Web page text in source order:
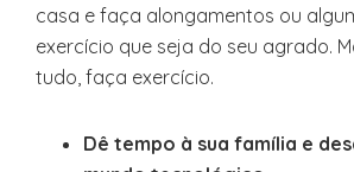
casa e faça alongamentos ou
exercício que seja do seu agrado.
tudo, faça exercício.
Dê tempo à sua família e